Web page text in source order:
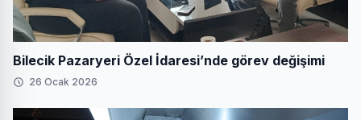
Bilecik Pazaryeri Özel İdaresi’nde görev değişimi
26 Ocak 2026